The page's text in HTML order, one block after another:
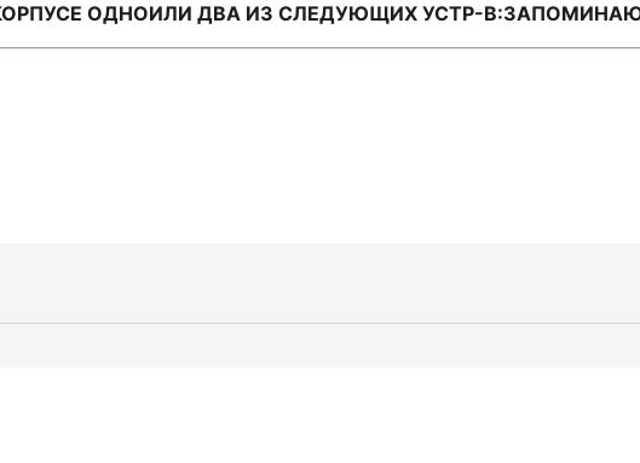
ОДНОИЛИ ДВА ИЗ СЛЕДУЮЩИХ УСТР-